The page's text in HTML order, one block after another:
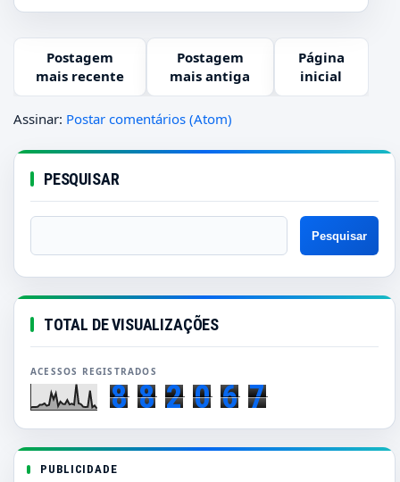
Postagem
mais recente
Postagem
mais antiga
Página
inicial
Assinar: Postar comentários (Atom)
PESQUISAR
TOTAL DE VISUALIZAÇÕES
8 8 2 0 6 7
PUBLICIDADE